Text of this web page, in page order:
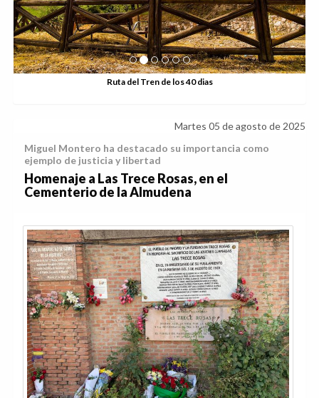
Ruta del Tren de los 40 dias
Martes 05 de agosto de 2025
Miguel Montero ha destacado su importancia como
ejemplo de justicia y libertad
Homenaje a Las Trece Rosas, en el
Cementerio de la Almudena